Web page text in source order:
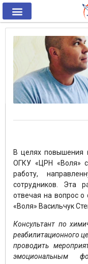
В целях повышения
ОГКУ «ЦРН «Воля»
работу,
сотрудников. Эта
отвечая на вопрос
«Воля» Васильчук
Консультант по
реабилитационного
проводить
эмоциональным